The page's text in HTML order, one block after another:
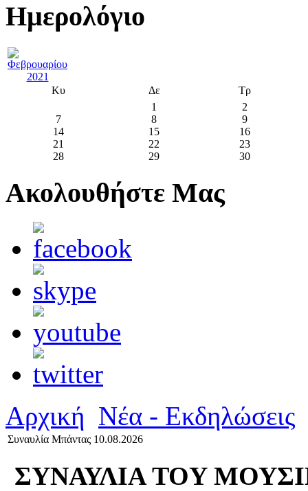
Ημερολόγιο
Κυ Δε
Τρ
1
2
7
8
9
14
15
16
21
22
23
28
29 30
Ακολουθήστε Μας
Αρχική Νέα - Εκδηλώσεις
Συναυλία Μπάντας 10.08.2026
ΣΥΝΑΥΛΙΑ TOY